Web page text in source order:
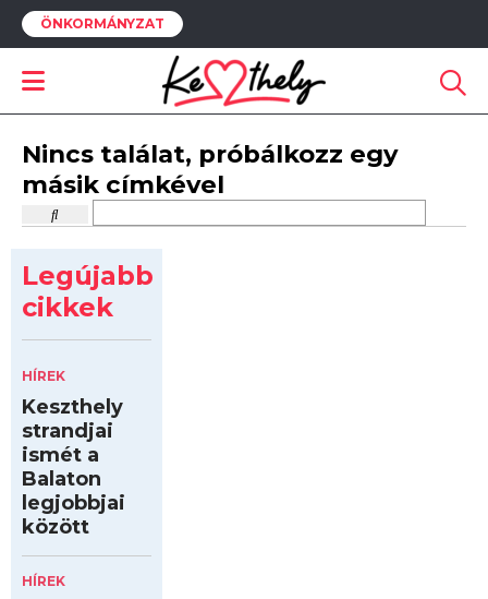
ÖNKORMÁNYZAT
Nincs találat, próbálkozz egy
másik címkével
Legújabb
cikkek
HÍREK
Keszthely
strandjai
ismét a
Balaton
legjobbjai
között
HÍREK